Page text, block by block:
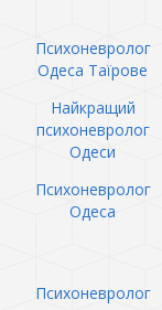
Психоневролог
Одеса Таїрове
Найкращий
психоневролог
Одеси
Психоневролог
Одеса
Психоневролог